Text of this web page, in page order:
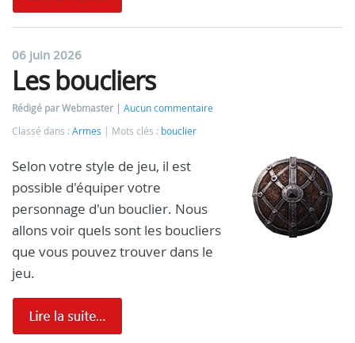
06 juin 2026
Les boucliers
Rédigé par Webmaster
Aucun commentaire
Classé dans : Armes Mots clés : bouclier
Selon votre style de jeu, il est
possible d'équiper votre
personnage d'un bouclier. Nous
allons voir quels sont les boucliers
que vous pouvez trouver dans le
jeu.